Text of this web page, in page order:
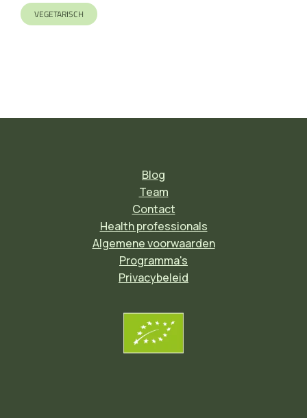
VEGETARISCH
Blog
Team
Contact
Health professionals
Algemene voorwaarden
Programma's
Privacybeleid